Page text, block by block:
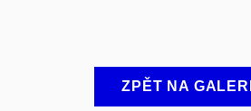
ZPĚT NA GALERII